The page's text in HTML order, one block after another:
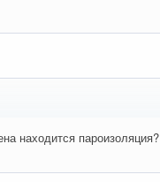
находится пароизоляция?